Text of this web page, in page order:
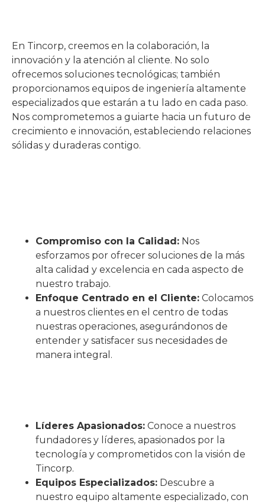
En Tincorp, creemos en la colaboración, la
innovación y la atención al cliente. No solo
ofrecemos soluciones tecnológicas; también
proporcionamos equipos de ingeniería altamente
especializados que estarán a tu lado en cada paso.
Nos comprometemos a guiarte hacia un futuro de
crecimiento e innovación, estableciendo relaciones
sólidas y duraderas contigo.
Compromiso con la Calidad: Nos
esforzamos por ofrecer soluciones de la más
alta calidad y excelencia en cada aspecto de
nuestro trabajo.
Enfoque Centrado en el Cliente: Colocamos
a nuestros clientes en el centro de todas
nuestras operaciones, asegurándonos de
entender y satisfacer sus necesidades de
manera integral.
Líderes Apasionados: Conoce a nuestros
fundadores y líderes, apasionados por la
tecnología y comprometidos con la visión de
Tincorp.
Equipos Especializados: Descubre a
nuestro equipo altamente especializado, con